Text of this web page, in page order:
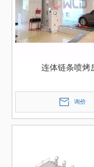
连体链条喷烤
询价